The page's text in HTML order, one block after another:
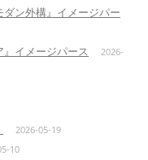
ダン外構』イメージパー
』イメージパース
2026-
2026-05-19
10